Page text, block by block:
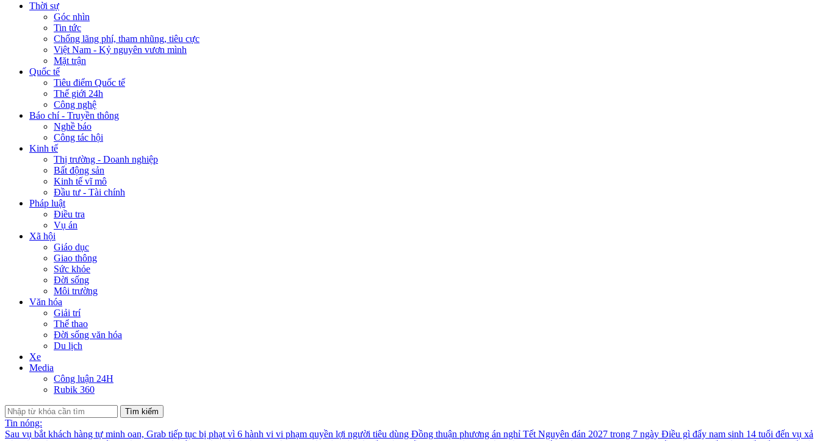
Thời sự
Góc nhìn
Tin tức
Chống lãng phí, tham nhũng, tiêu cực
Việt Nam - Kỷ nguyên vươn mình
Mặt trận
Quốc tế
Tiêu điểm Quốc tế
Thế giới 24h
Công nghệ
Báo chí - Truyền thông
Nghề báo
Công tác hội
Kinh tế
Thị trường - Doanh nghiệp
Bất động sản
Kinh tế vĩ mô
Đầu tư - Tài chính
Pháp luật
Điều tra
Vụ án
Xã hội
Giáo dục
Giao thông
Sức khỏe
Đời sống
Môi trường
Văn hóa
Giải trí
Thể thao
Đời sống văn hóa
Du lịch
Xe
Media
Công luận 24H
Rubik 360
Tìm kiếm
Tin nóng:
Sau vụ bắt khách hàng tự minh oan, Grab tiếp tục bị phạt vì 6 hành vi vi phạm quyền lợi người tiêu dùng Đồng thuận phương án nghỉ Tết Nguyên đán 2027 trong 7 ngày Điều gì đẩy nam sinh 14 tuổi đến vụ xả